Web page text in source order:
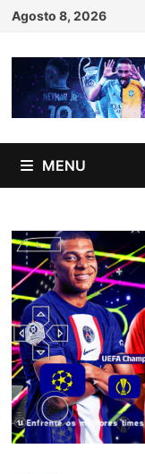
Skip
content
Agosto 8, 2026
MENU